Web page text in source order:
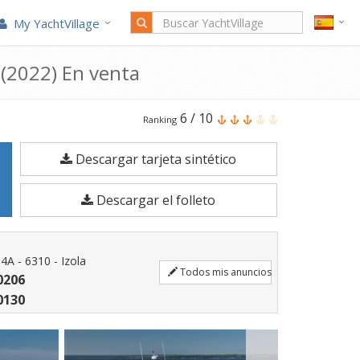
My YachtVillage
En venta
El
Beneteau
Gran
Turismo
45
es
Barco
Ranking 6 / 10
Descargar tarjeta sintético
Descargar el folleto
- 6310 - Izola
Todos mis anuncios